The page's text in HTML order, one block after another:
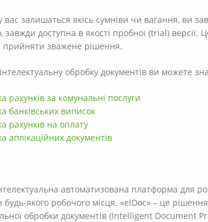
вас залишаться якісь сумніви чи вагання, ви
доступна в якості пробної (trial)
прийняти зважене рішення.
обробку документів ви
рахунків за комунальні послуги
банківських виписок
рахунків на оплату
аплікаційних документів
автоматизована платформа для
якого робочого місця. «elDoc» – це
обробки документів (Intelligent Document